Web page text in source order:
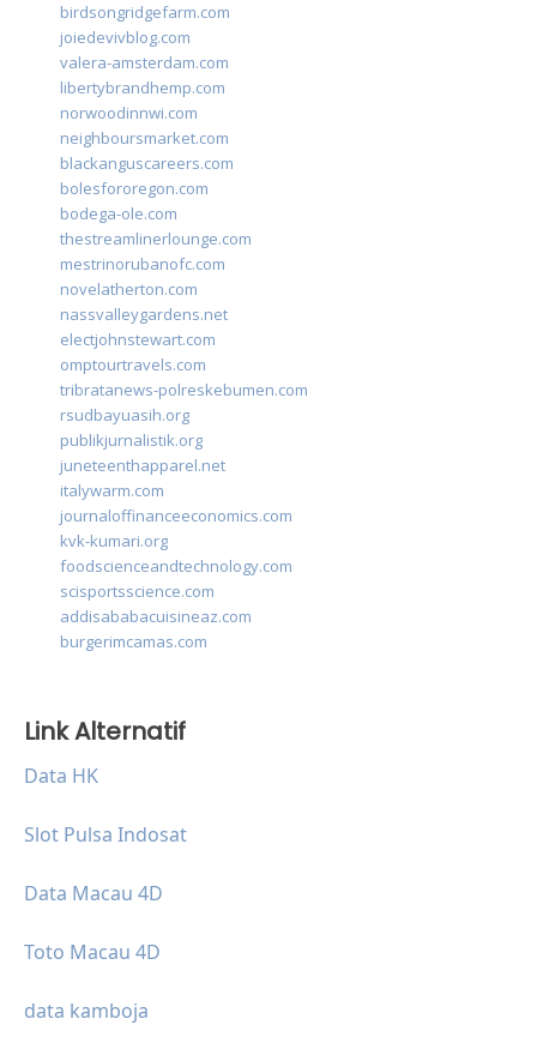
birdsongridgefarm.com
joiedevivblog.com
valera-amsterdam.com
libertybrandhemp.com
norwoodinnwi.com
neighboursmarket.com
blackanguscareers.com
bolesfororegon.com
bodega-ole.com
thestreamlinerlounge.com
mestrinorubanofc.com
novelatherton.com
nassvalleygardens.net
electjohnstewart.com
omptourtravels.com
tribratanews-polreskebumen.com
rsudbayuasih.org
publikjurnalistik.org
juneteenthapparel.net
italywarm.com
journaloffinanceeconomics.com
kvk-kumari.org
foodscienceandtechnology.com
scisportsscience.com
addisababacuisineaz.com
burgerimcamas.com
Link Alternatif
Data HK
Slot Pulsa Indosat
Data Macau 4D
Toto Macau 4D
data kamboja